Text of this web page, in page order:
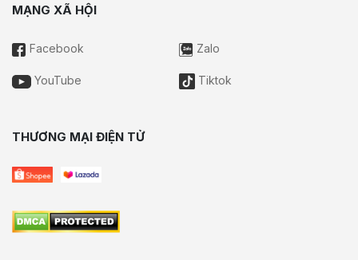
MẠNG XÃ HỘI
Facebook Zalo
YouTube Tiktok
THƯƠNG MẠI ĐIỆN TỬ